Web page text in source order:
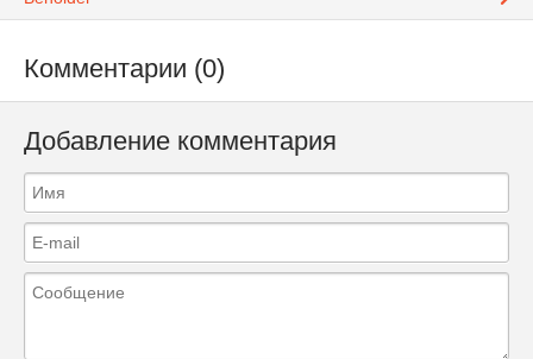
Комментарии (0)
Добавление комментария